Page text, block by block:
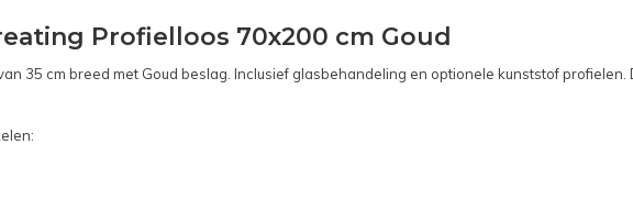
Profielloos 70x200 cm Goud
35 cm breed met Goud beslag. Inclusief glasbehandeling en optionele kunststof profielen.